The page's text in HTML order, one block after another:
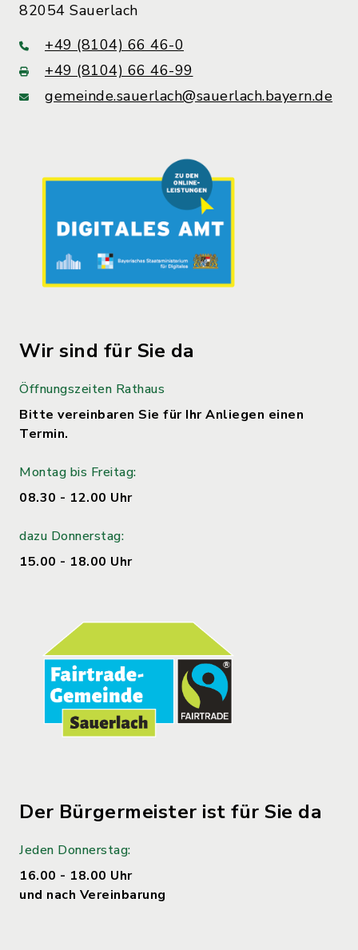
82054 Sauerlach
+49 (8104) 66 46-0
+49 (8104) 66 46-99
gemeinde.sauerlach@sauerlach.bayern.de
Wir sind für Sie da
Öffnungszeiten Rathaus
Bitte vereinbaren Sie für Ihr Anliegen einen
Termin.
Montag bis Freitag:
08.30 - 12.00 Uhr
dazu Donnerstag:
15.00 - 18.00 Uhr
Der Bürgermeister ist für Sie da
Jeden Donnerstag:
16.00 - 18.00 Uhr
und nach Vereinbarung